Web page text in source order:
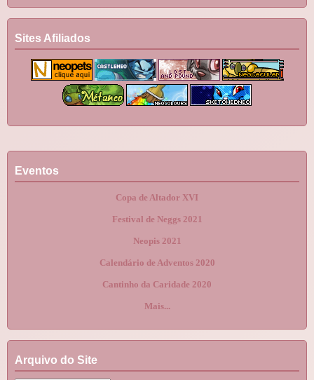
Sites Afiliados
Eventos
Copa de Altador XVI
Festival de Neggs 2021
Neopis 2021
Calendário de Adventos 2020
Cantinho da Caridade 2020
Mais...
Arquivo do Site